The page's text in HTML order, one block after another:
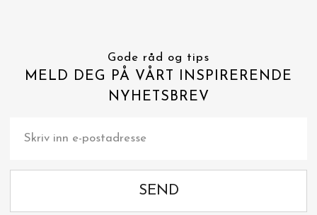
Gode råd og tips
MELD DEG PÅ VÅRT INSPIRERENDE
NYHETSBREV
SEND